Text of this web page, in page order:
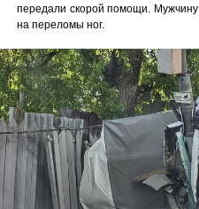
передали скорой помощи.
на переломы ног.